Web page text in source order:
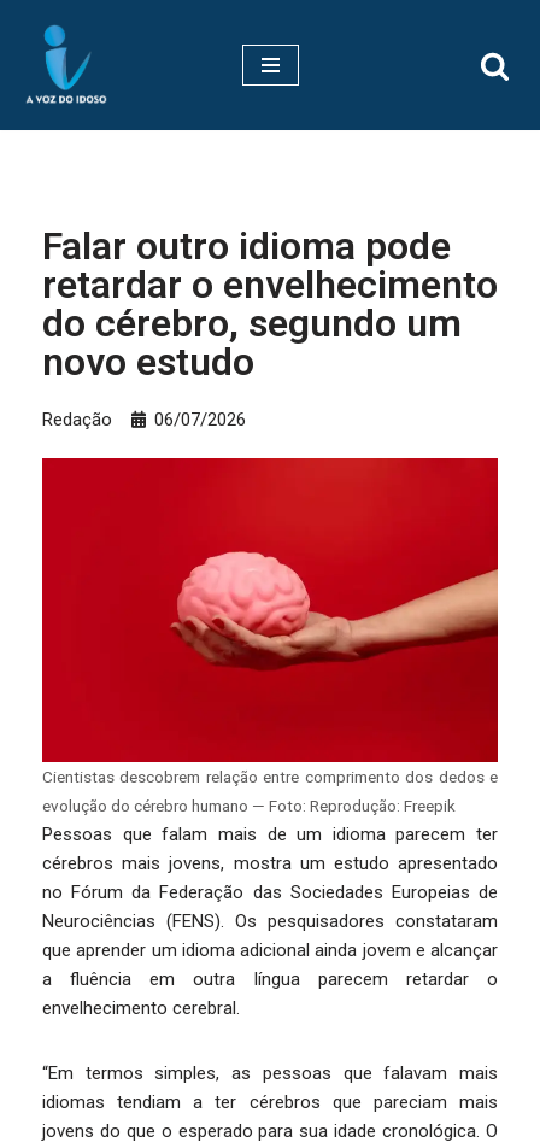
Pular
para
Falar outro idioma pode
retardar o envelhecimento
do cérebro, segundo um
novo estudo
Redação 06/07/2026
Cientistas descobrem relação entre comprimento dos dedos e
evolução do cérebro humano — Foto: Reprodução: Freepik
Pessoas que falam mais de um idioma parecem ter
cérebros mais jovens, mostra um estudo apresentado
no Fórum da Federação das Sociedades Europeias de
Neurociências (FENS). Os pesquisadores constataram
que aprender um idioma adicional ainda jovem e alcançar
a fluência em outra língua parecem retardar o
envelhecimento cerebral.
“Em termos simples, as pessoas que falavam mais
idiomas tendiam a ter cérebros que pareciam mais
jovens do que o esperado para sua idade cronológica. O